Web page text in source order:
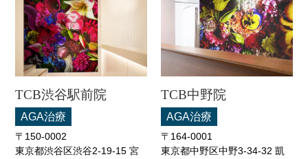
TCB渋谷駅前院
AGA治療
〒150-0002
東京都渋谷区渋谷2-19-15 宮
TCB中野院
AGA治療
〒164-0001
東京都中野区中野3-34-32 凱